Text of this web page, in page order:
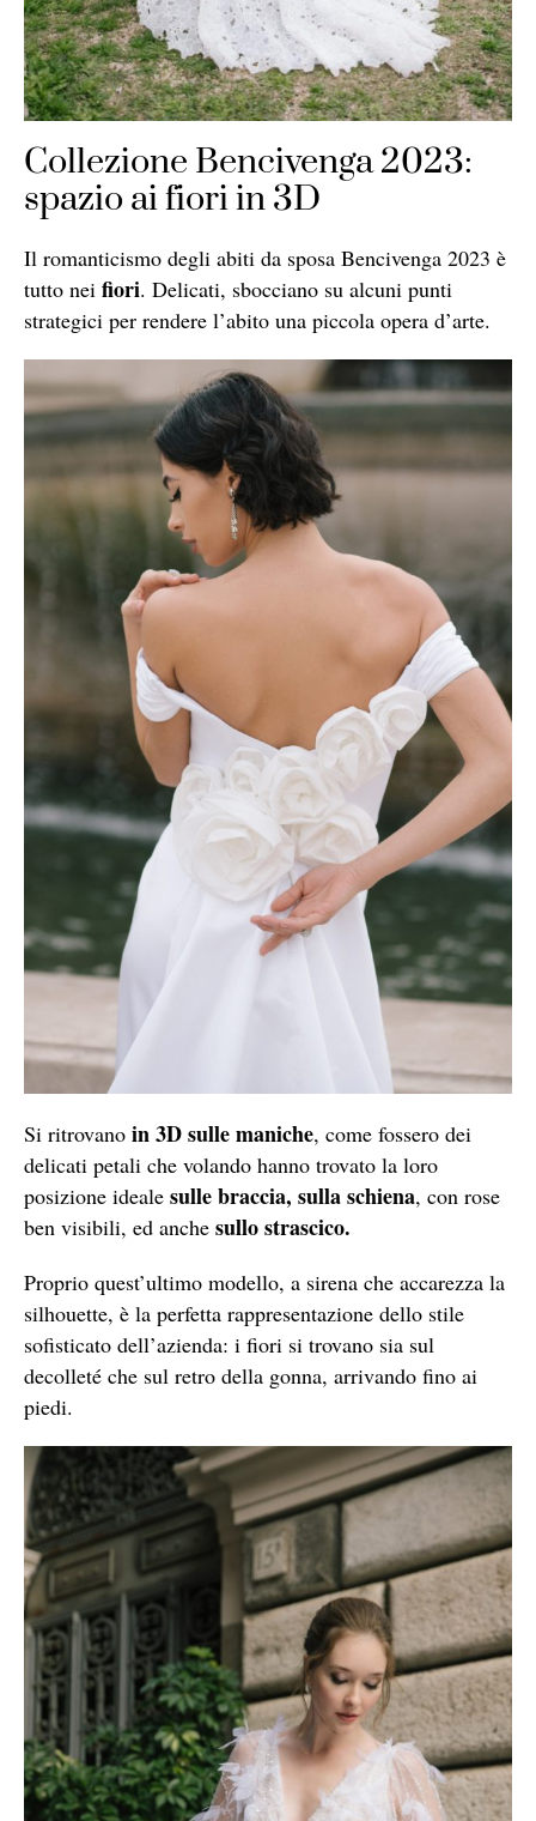
Collezione Bencivenga 2023:
spazio ai fiori in 3D
Il romanticismo degli abiti da sposa Bencivenga 2023 è
tutto nei fiori. Delicati, sbocciano su alcuni punti
strategici per rendere l’abito una piccola opera d’arte.
Si ritrovano in 3D sulle maniche, come fossero dei
delicati petali che volando hanno trovato la loro
posizione ideale sulle braccia, sulla schiena, con rose
ben visibili, ed anche sullo strascico.
Proprio quest’ultimo modello, a sirena che accarezza la
silhouette, è la perfetta rappresentazione dello stile
sofisticato dell’azienda: i fiori si trovano sia sul
decolleté che sul retro della gonna, arrivando fino ai
piedi.